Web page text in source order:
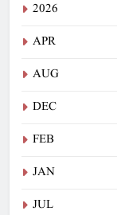
2026
APR
AUG
DEC
FEB
JAN
JUL